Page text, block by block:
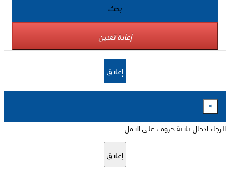
بحث
إعادة تعيين
إغلاق
×
الرجاء ادخال ثلاثة حروف على الاقل
إغلاق